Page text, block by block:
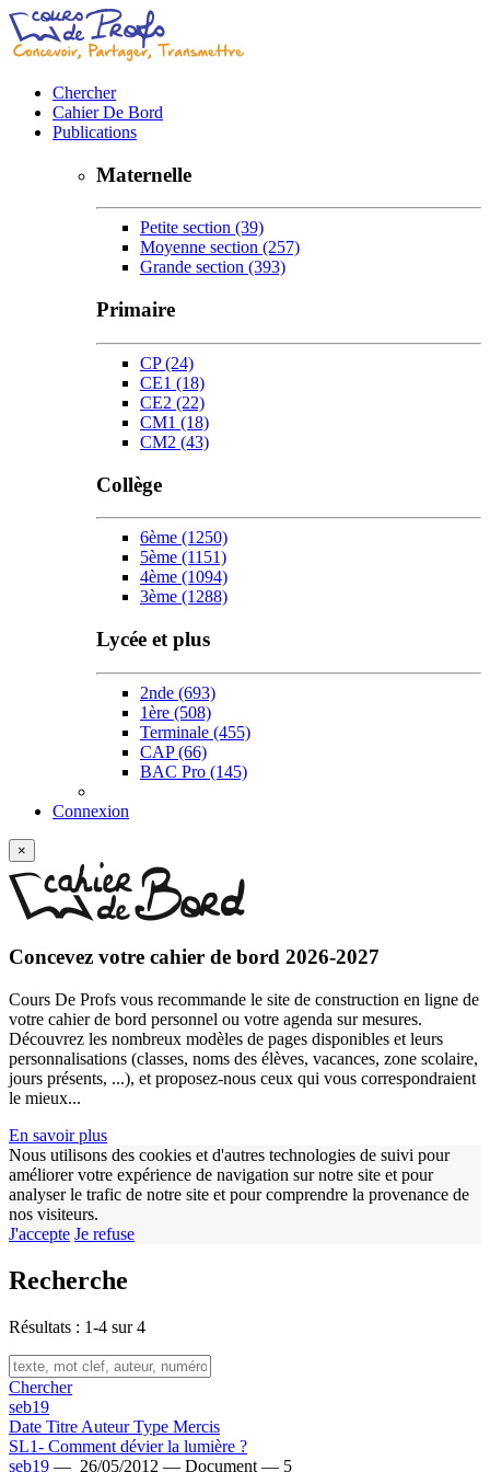
Chercher
Cahier De Bord
Publications
Maternelle
Petite section (39)
Moyenne section (257)
Grande section (393)
Primaire
CP(24)
CE1 (18)
CE2 (22)
CM1 (18)
CM2 (43)
Collège
6ème (1250)
5ème (1151)
4ème (1094)
3ème (1288)
Lycée et plus
2nde (693)
1ère (508)
Terminale (455)
CAP(66)
BAC Pro (145)
Connexion
×
Concevez votre cahier de bord 2026-2027
Cours De Profs vous recommande le site de construction en ligne de
votre cahier de bord personnel ou votre agenda sur mesures.
Découvrez les nombreux modèles de pages disponibles et leurs
personnalisations (classes, noms des élèves, vacances, zone scolaire,
jours présents, ...), et proposez-nous ceux qui vous correspondraient
le mieux...
En savoir plus
Nous utilisons des cookies et d'autres technologies de suivi pour
améliorer votre expérience de navigation sur notre site et pour
analyser le trafic de notre site et pour comprendre la provenance de
nos visiteurs.
J'accepte Je refuse
Recherche
Résultats : 1-4 sur 4
Chercher
seb19
Date Titre AuteurType Mercis
SL1- Comment dévier la lumière ?
seb19 — 26/05/2012 — Document — 5